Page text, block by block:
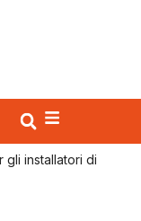
gli installatori di